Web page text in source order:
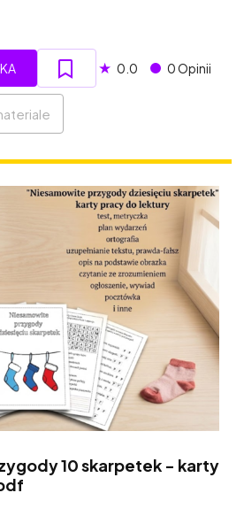
★ 0.0 0 Opinii
10 skarpetek - karty